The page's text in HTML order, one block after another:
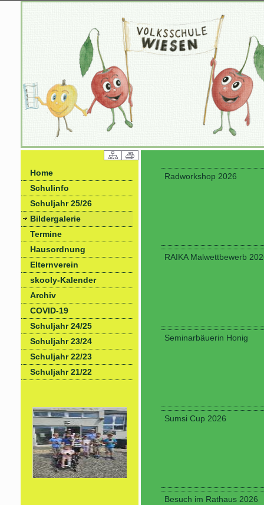
Home
Schulinfo
Schuljahr 25/26
Bildergalerie
Termine
Hausordnung
Elternverein
skooly-Kalender
Archiv
COVID-19
Schuljahr 24/25
Schuljahr 23/24
Schuljahr 22/23
Schuljahr 21/22
Radworkshop 2026
RAIKA Malwettbewerb
Seminarbäuerin Honig
Sumsi Cup 2026
Besuch im Rathaus 2026